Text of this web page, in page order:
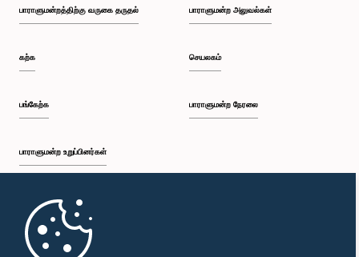
பாராளுமன்றத்திற்கு வருகை தருதல்
கற்க
பங்கேற்க
பாராளுமன்ற உறுப்பினர்கள்
முதற்பக்கம்
பாராளுமன்ற அலுவல்கள்
செயலகம்
பாராளுமன்ற நேரலை